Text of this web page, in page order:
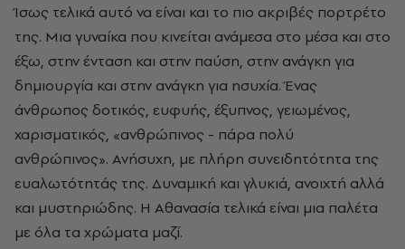
Ίσως τελικά αυτό να είναι και το πιο ακριβές πορτρέτο
της. Μια γυναίκα που κινείται ανάμεσα στο μέσα και στο
έξω, στην ένταση και στην παύση, στην ανάγκη για
δημιουργία και στην ανάγκη για ησυχία. Ένας
άνθρωπος δοτικός, ευφυής, έξυπνος, γειωμένος,
χαρισματικός, «ανθρώπινος - πάρα πολύ
ανθρώπινος». Ανήσυχη, με πλήρη συνειδητότητα της
ευαλωτότητάς της. Δυναμική και γλυκιά, ανοιχτή αλλά
και μυστηριώδης. Η Αθανασία τελικά είναι μια παλέτα
με όλα τα χρώματα μαζί.